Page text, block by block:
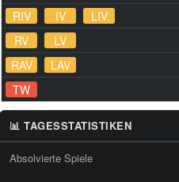
RIV
IV LIV
RV
LV
RAV
LAV
TW
📊 TAGESSTATISTIKEN
Absolvierte Spiele